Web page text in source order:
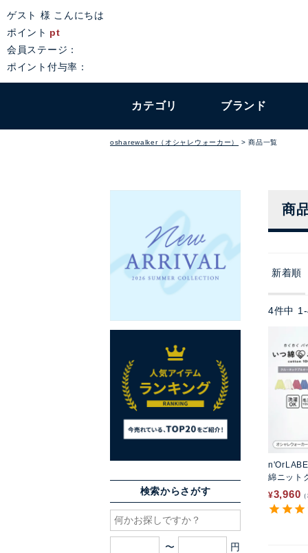
ゲスト 様 こんにちは
ポイント pt
会員ステージ：
ポイント付与率：
カテゴリ ブランド
osharewalker（オシャレウォーカー） 商品一覧
検索からさがす
〜
商
新着順
4件中 1 -
綿ニット
バー
¥3,960